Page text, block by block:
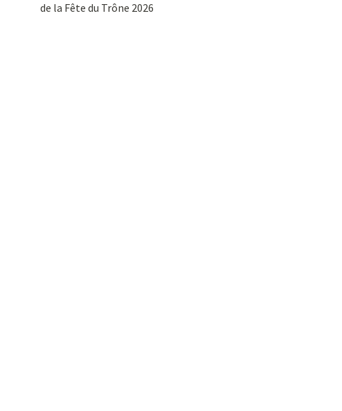
de la Fête du Trône 2026